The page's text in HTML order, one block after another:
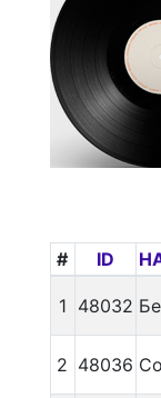
# ID
1 48032
2 48036